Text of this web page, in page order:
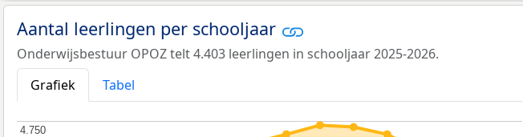
Aantal leerlingen per schooljaar
Onderwijsbestuur OPOZ telt 4.403 leerlingen in schooljaar 2025-2026.
Grafiek
Tabel
4.750
4.750